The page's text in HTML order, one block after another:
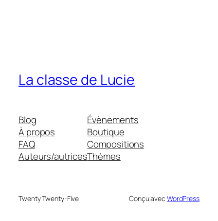
La classe de Lucie
Blog
À propos
FAQ
Auteurs/autrices
Évènements
Boutique
Compositions
Thèmes
Twenty Twenty-Five Conçu avec WordPress